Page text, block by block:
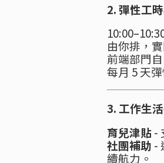
2. 彈性工
由你排，
前端部門
每月 5 天
3. 工作生
育兒津貼-
社團補助 -
續航力。